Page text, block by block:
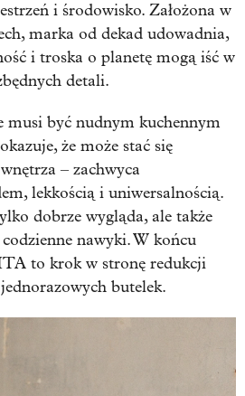
i środowisko. Założona w
marka od dekad udowadnia,
i troska o planetę mogą iść w
detali.
musi być nudnym kuchennym
że może stać się
– zachwyca
lekkością i uniwersalnością.
dobrze wygląda, ale także
nawyki. W końcu
to krok w stronę redukcji
butelek.